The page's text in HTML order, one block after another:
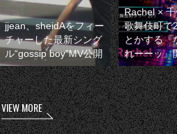
jjean、sheidAをフィー
チャーした最新シング
ル“gossip boy”MV公開
Rachel ×
歌舞伎町で
とかする『
れーーッ』
VIEW MORE